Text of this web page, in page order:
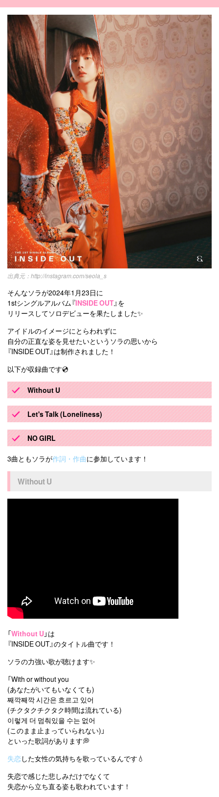
http://instagram.com/seola_s
そんなソラが2024年1月23日に
1stシングルアルバム『INSIDE OUT』を
リリースしてソロデビューを果たしました✨
アイドルのイメージにとらわれずに
自分の正直な姿を見せたいというソラの思いから
『INSIDE OUT』は制作されました！
以下が収録曲です💿
Without U
Let's Talk (Loneliness)
NO GIRL
3曲ともソラが作詞・作曲に参加しています！
Without U
「Without U 」は
『INSIDE OUT』のタイトル曲です！
ソラの力強い歌が聴けます✨
「With or without you
(あなたがいてもいなくても)
째깍째깍 시간은 흐르고 있어
(チクタクチクタク時間は流れている)
이렇게 더 멈춰있을 수는 없어
(このまま止まっていられない)」
といった歌詞があります💭
失恋した女性の気持ちを歌っているんです💧
失恋で感じた悲しみだけでなくて
失恋から立ち直る姿も歌われています！